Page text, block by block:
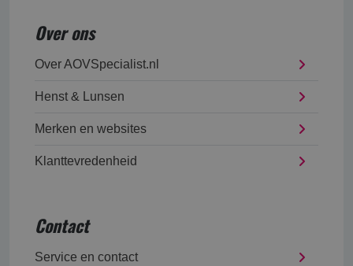
Over ons
Over AOVSpecialist.nl
Henst & Lunsen
Merken en websites
Klanttevredenheid
Contact
Service en contact